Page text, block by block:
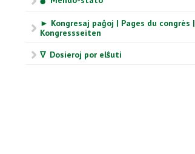
⬤
► Kongresaj paĝoj | Pages du congrès |
Kongressseiten
∇ Dosieroj por elŝuti